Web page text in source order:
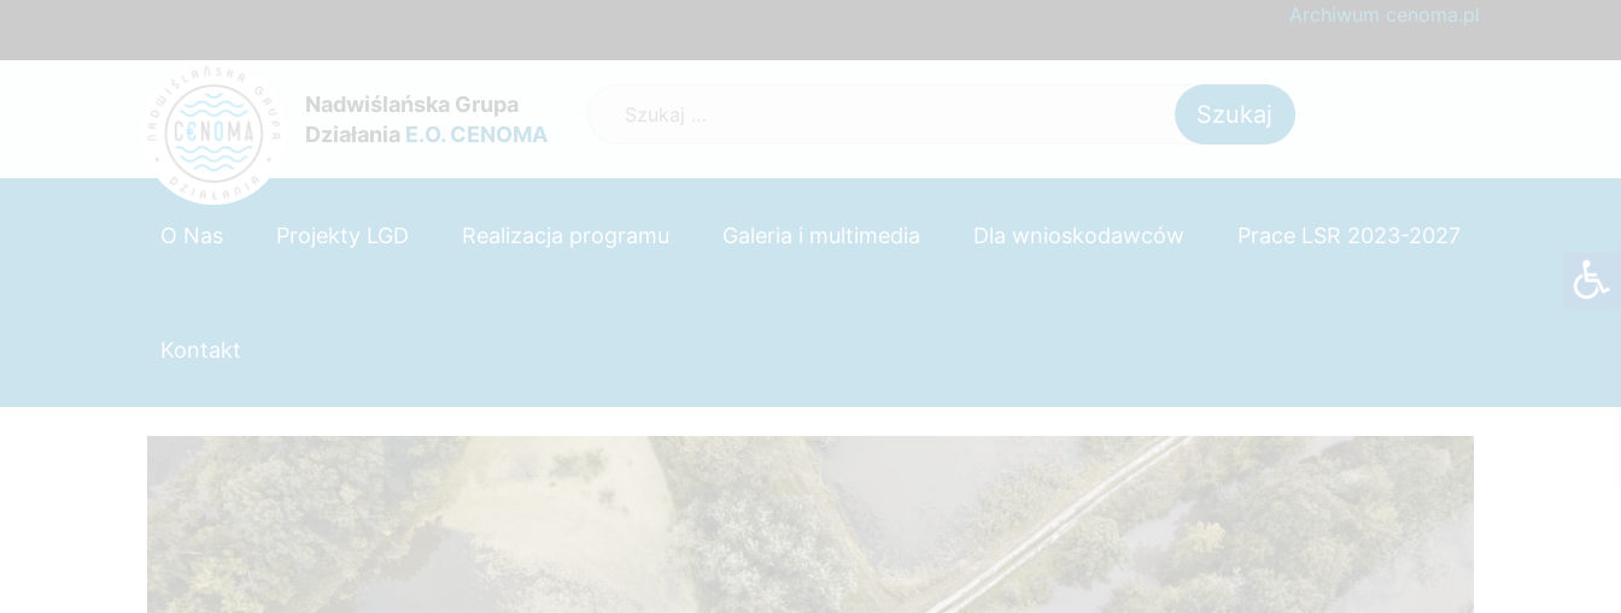
Archiwum cenoma.pl
Nadwiślańska Grupa
Działania E.O. CENOMA
O Nas Projekty LGD Realizacja programu Galeria i multimedia Dla wnioskodawców Prace LSR 2023-2027
Kontakt